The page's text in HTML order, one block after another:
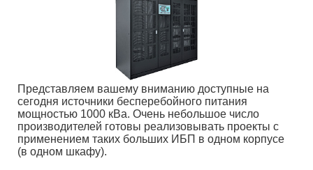
Представляем вашему вниманию доступные на
сегодня источники бесперебойного питания
мощностью 1000 кВа. Очень небольшое число
производителей готовы реализовывать проекты с
применением таких больших ИБП в одном корпусе
(в одном шкафу).